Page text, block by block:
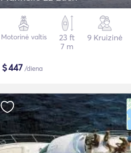
Motorinė valtis
23 ft
7 m
9 Kruizinė
$447 /diena